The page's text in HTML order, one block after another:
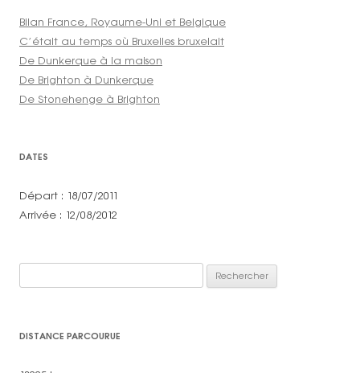
Bilan France, Royaume-Uni et Belgique
C’était au temps où Bruxelles bruxelait
De Dunkerque à la maison
De Brighton à Dunkerque
De Stonehenge à Brighton
DATES
Départ : 18/07/2011
Arrivée : 12/08/2012
DISTANCE PARCOURUE